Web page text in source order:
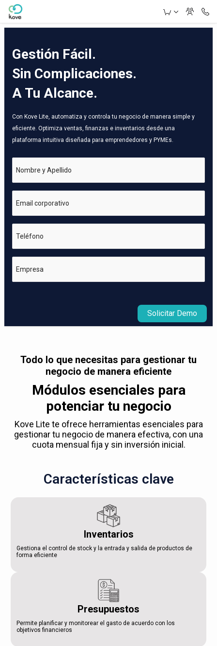
Skip to Main Content
Gestión Fácil.
Sin Complicaciones.
A Tu Alcance.
Con Kove Lite, automatiza y controla tu negocio de manera simple y
eficiente. Optimiza ventas, finanzas e inventarios desde una
plataforma intuitiva diseñada para emprendedores y PYMEs.
Nombre y Apellido
Email corporativo
Teléfono
Empresa
Solicitar Demo
Todo lo que necesitas para gestionar tu
negocio de manera eficiente
Módulos esenciales para
potenciar tu negocio
Kove Lite te ofrece herramientas esenciales para
gestionar tu negocio de manera efectiva, con una
cuota mensual fija y sin inversión inicial.
Características clave
Inventarios
Gestiona el control de stock y la entrada y salida de productos de
forma eficiente
Presupuestos
Permite planificar y monitorear el gasto de acuerdo con los
objetivos financieros